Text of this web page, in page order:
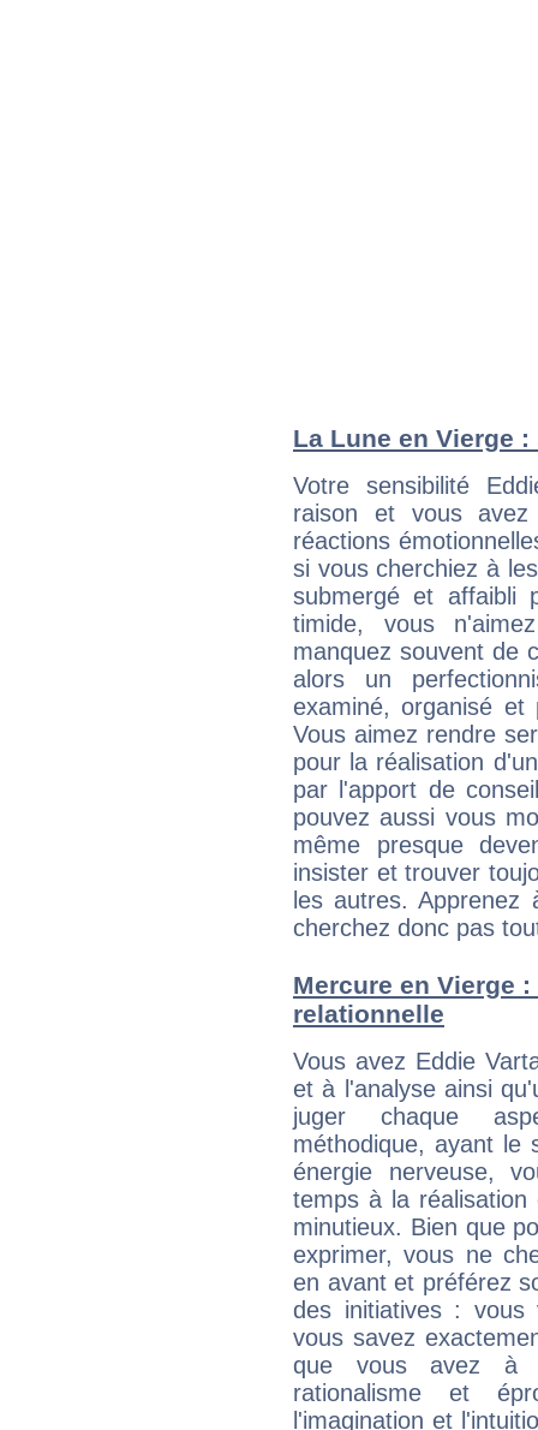
La Lune en Vierge
Votre sensibilité
raison et vous
réactions
si vous cherchiez à
submergé et affaibli
timide, vous
manquez souvent de
alors un
examiné, organisé et
Vous aimez rendre
pour la réalisation
par l'apport de
pouvez aussi vous
même presque
insister et trouver
les autres.
cherchez donc pas
Mercure en Vierge
relationnelle
Vous avez Eddie
et à l'analyse ainsi
juger chaque
méthodique, ayant le
énergie nerveuse,
temps à la réalisation
minutieux. Bien que
exprimer, vous ne
en avant et préférez
des initiatives : vous
vous savez
que vous avez à
rationalisme et
l'imagination et